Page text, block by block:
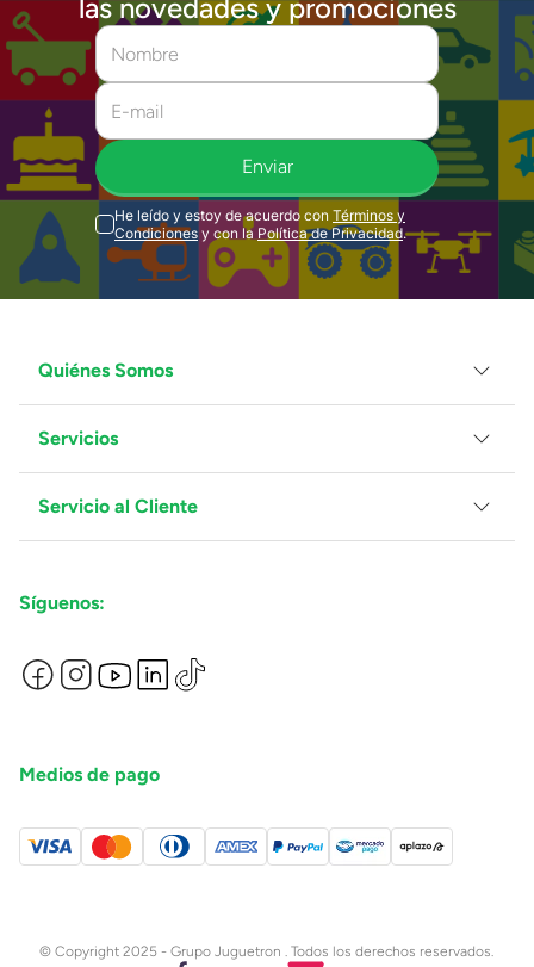
las novedades y promociones
Enviar
He leído y estoy de acuerdo con Términos y
Condiciones y con la Política de Privacidad.
Quiénes Somos
Grupo Juguetron
Localiza tu tienda
Blog
Servicios
Facturación
Proveedores
Servicio al Cliente
Preguntas Frecuentes
Términos y Condiciones
Devoluciones de Compras en Línea
Síguenos:
Medios de pago
© Copyright 2025 - Grupo Juguetron . Todos los derechos reservados.